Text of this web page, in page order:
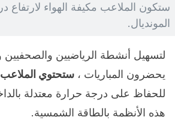
ستكون الملاعب مكيفة الهواء لارتفاع
المونديال.
لتسهيل أنشطة الرياضيين والصحفيين
يحضرون المباريات ، ستحتوي
للحفاظ على درجة حرارة معتدلة
هذه الأنظمة بالطاقة الشمسية.